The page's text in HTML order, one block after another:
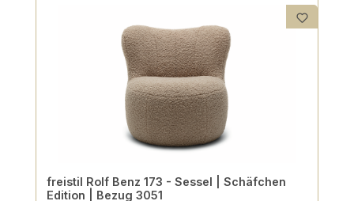
freistil Rolf Benz 173 - Sessel | Schäfchen
Edition | Bezug 3051